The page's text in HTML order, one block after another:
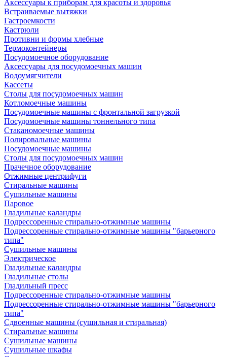
Аксессуары к приборам для красоты и здоровья
Встраиваемые вытяжки
Гастроемкости
Кастрюли
Противни и формы хлебные
Термоконтейнеры
Посудомоечное оборудование
Аксессуары для посудомоечных машин
Водоумягчители
Кассеты
Столы для посудомоечных машин
Котломоечные машины
Посудомоечные машины с фронтальной загрузкой
Посудомоечные машины тоннельного типа
Стаканомоечные машины
Полировальные машины
Посудомоечные машины
Столы для посудомоечных машин
Прачечное оборудование
Отжимные центрифуги
Стиральные машины
Сушильные машины
Паровое
Гладильные каландры
Подрессоренные стирально-отжимные машины
Подрессоренные стирально-отжимные машины "барьерного
типа"
Сушильные машины
Электрическое
Гладильные каландры
Гладильные столы
Гладильный пресс
Подрессоренные стирально-отжимные машины
Подрессоренные стирально-отжимные машины "барьерного
типа"
Сдвоенные машины (сушильная и стиральная)
Стиральные машины
Сушильные машины
Сушильные шкафы